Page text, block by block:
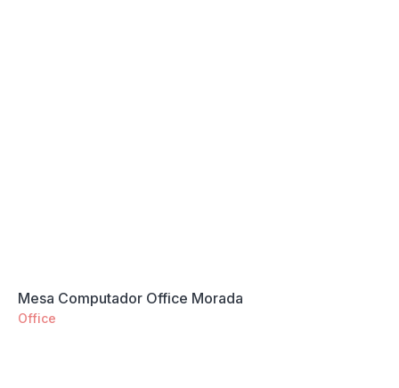
Mesa Computador Office Morada
Office